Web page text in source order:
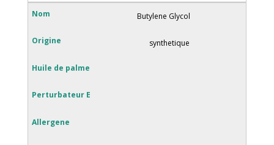
Butylene Glycol
synthetique